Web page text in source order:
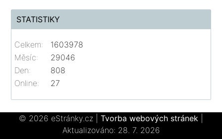
STATISTIKY
Online: 27
Celkem:
1603978
Měsíc:
29046
Den:
808
© 2026 eStránky.cz Tvorba webových stránek
Aktualizováno: 28. 7. 2026